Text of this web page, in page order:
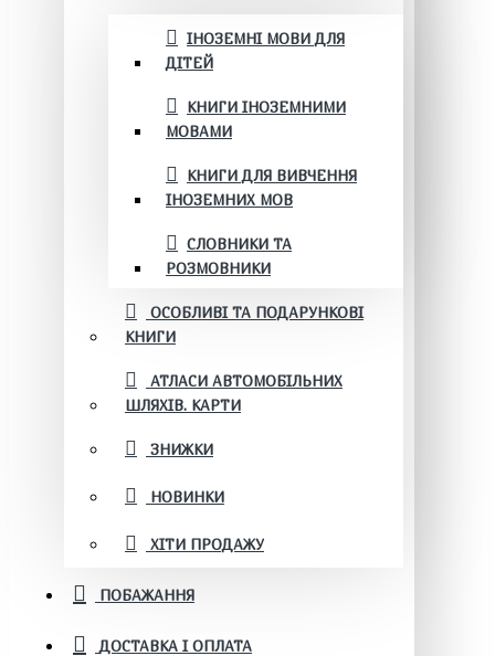
ІНОЗЕМНІ МОВИ ДЛЯ
ДІТЕЙ
КНИГИ ІНОЗЕМНИМИ
МОВАМИ
КНИГИ ДЛЯ ВИВЧЕННЯ
ІНОЗЕМНИХ МОВ
СЛОВНИКИ ТА
РОЗМОВНИКИ
ОСОБЛИВІ ТА ПОДАРУНКОВІ
КНИГИ
АТЛАСИ АВТОМОБІЛЬНИХ
ШЛЯХІВ. КАРТИ
ЗНИЖКИ
НОВИНКИ
ХІТИ ПРОДАЖУ
ПОБАЖАННЯ
ДОСТАВКА І ОПЛАТА